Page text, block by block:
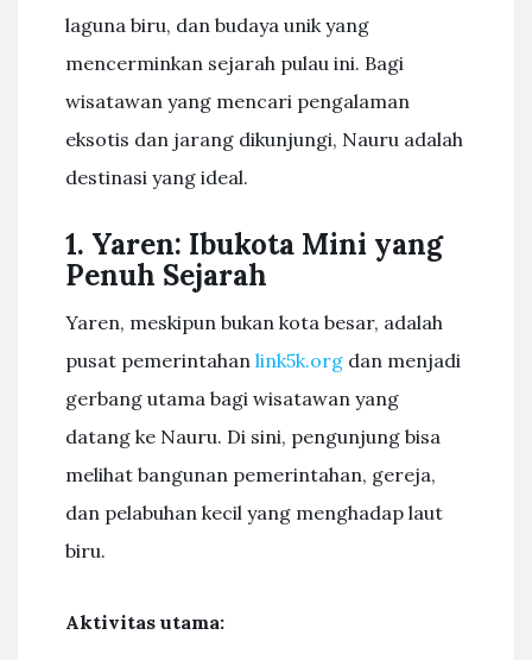
laguna biru, dan budaya unik yang
mencerminkan sejarah pulau ini. Bagi
wisatawan yang mencari pengalaman
eksotis dan jarang dikunjungi, Nauru adalah
destinasi yang ideal.
1. Yaren: Ibukota Mini yang
Penuh Sejarah
Yaren, meskipun bukan kota besar, adalah
pusat pemerintahan link5k.org dan menjadi
gerbang utama bagi wisatawan yang
datang ke Nauru. Di sini, pengunjung bisa
melihat bangunan pemerintahan, gereja,
dan pelabuhan kecil yang menghadap laut
biru.
Aktivitas utama: